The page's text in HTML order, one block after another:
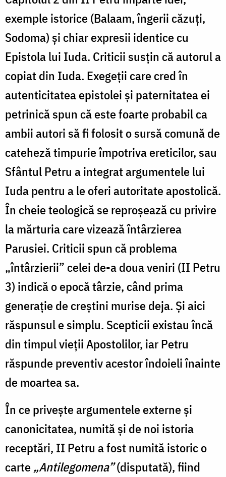
exemple istorice (Balaam, îngerii căzuți,
Sodoma) și chiar expresii identice cu
Epistola lui Iuda. Criticii susțin că autorul a
copiat din Iuda. Exegeții care cred în
autenticitatea epistolei și paternitatea ei
petrinică spun că este foarte probabil ca
ambii autori să fi folosit o sursă comună de
cateheză timpurie împotriva ereticilor, sau
Sfântul Petru a integrat argumentele lui
Iuda pentru a le oferi autoritate apostolică.
În cheie teologică se reproșează cu privire
la mărturia care vizează întârzierea
Parusiei. Criticii spun că problema
„întârzierii” celei de-a doua veniri (II Petru
3) indică o epocă târzie, când prima
generație de creștini murise deja. Și aici
răspunsul e simplu. Scepticii existau încă
din timpul vieții Apostolilor, iar Petru
răspunde preventiv acestor îndoieli înainte
de moartea sa.
În ce privește argumentele externe și
canonicitatea, numită și de noi istoria
receptări, II Petru a fost numită istoric o
carte „Antilegomena”(disputată), fiind